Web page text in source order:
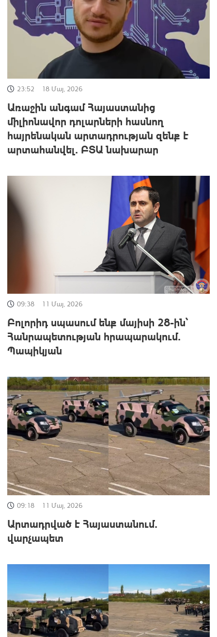
23:52 18 Մայ, 2026
Առաջին անգամ Հայաստանից
միլիոնավոր դոլարների հասնող
հայրենական արտադրության զենք է
արտահանվել․ ԲՏԱ նախարար
09:38 11 Մայ, 2026
Բոլորիդ սպասում ենք մայիսի 28-ին՝
Հանրապետության հրապարակում․
Պապիկյան
09:18 11 Մայ, 2026
Արտադրված է Հայաստանում․
վարչապետ